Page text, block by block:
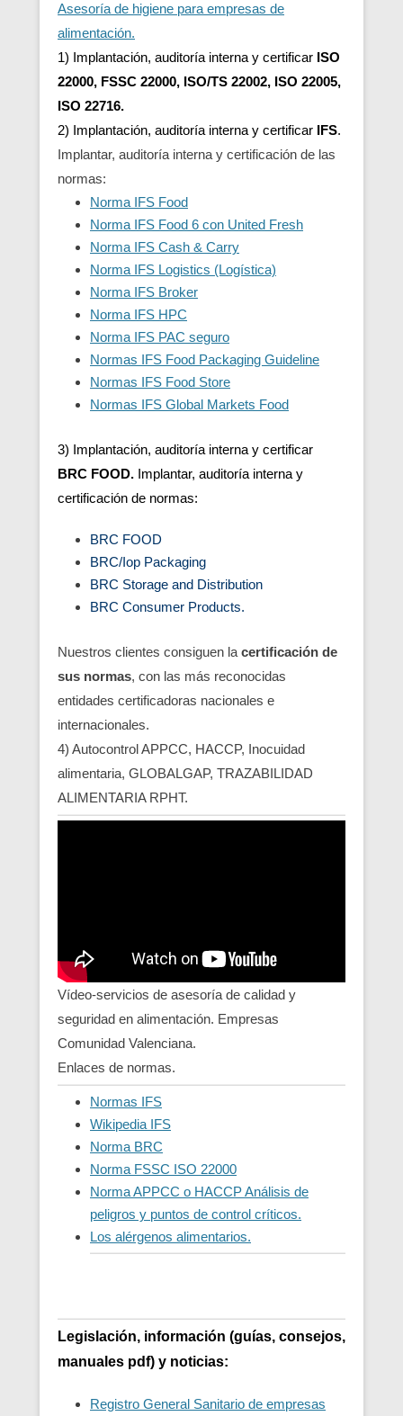
Asesoría de higiene para empresas de
alimentación.
1) Implantación, auditoría interna y certificar ISO
22000, FSSC 22000, ISO/TS 22002, ISO 22005,
ISO 22716.
2) Implantación, auditoría interna y certificar IFS.
Implantar, auditoría interna y certificación de las
normas:
Norma IFS Food
Norma IFS Food 6 con United Fresh
Norma IFS Cash & Carry
Norma IFS Logistics (Logística)
Norma IFS Broker
Norma IFS HPC
Norma IFS PAC seguro
Normas IFS Food Packaging Guideline
Normas IFS Food Store
Normas IFS Global Markets Food
3) Implantación, auditoría interna y certificar
BRC FOOD. Implantar, auditoría interna y
certificación de normas:
BRC FOOD
BRC/Iop Packaging
BRC Storage and Distribution
BRC Consumer Products.
Nuestros clientes consiguen lacertificación de
sus normas, con las más reconocidas
entidades certificadoras nacionales e
internacionales.
4) Autocontrol APPCC, HACCP, Inocuidad
alimentaria, GLOBALGAP, TRAZABILIDAD
ALIMENTARIA RPHT.
Vídeo-servicios de asesoría de calidad y
seguridad en alimentación. Empresas
Comunidad Valenciana.
Enlaces de normas.
Normas IFS
Wikipedia IFS
Norma BRC
Norma FSSC ISO 22000
Norma APPCC o HACCP Análisis de
peligros y puntos de control críticos.
Los alérgenos alimentarios.
Legislación, información (guías, consejos,
manuales pdf) y noticias:
Registro General Sanitario de empresas